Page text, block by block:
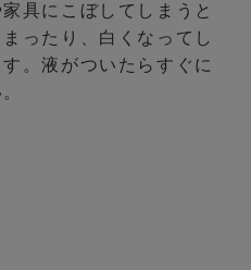
具にこぼしてしまうと
ったり、白くなってし
。液がついたらすぐに